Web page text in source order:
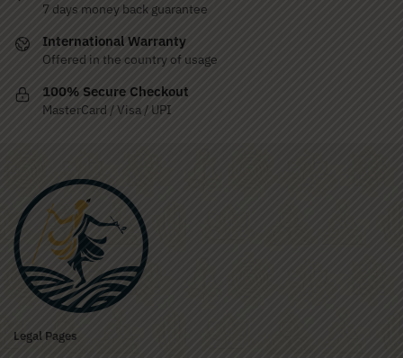
7 days money back guarantee
International Warranty
Offered in the country of usage
100% Secure Checkout
MasterCard / Visa / UPI
Legal Pages